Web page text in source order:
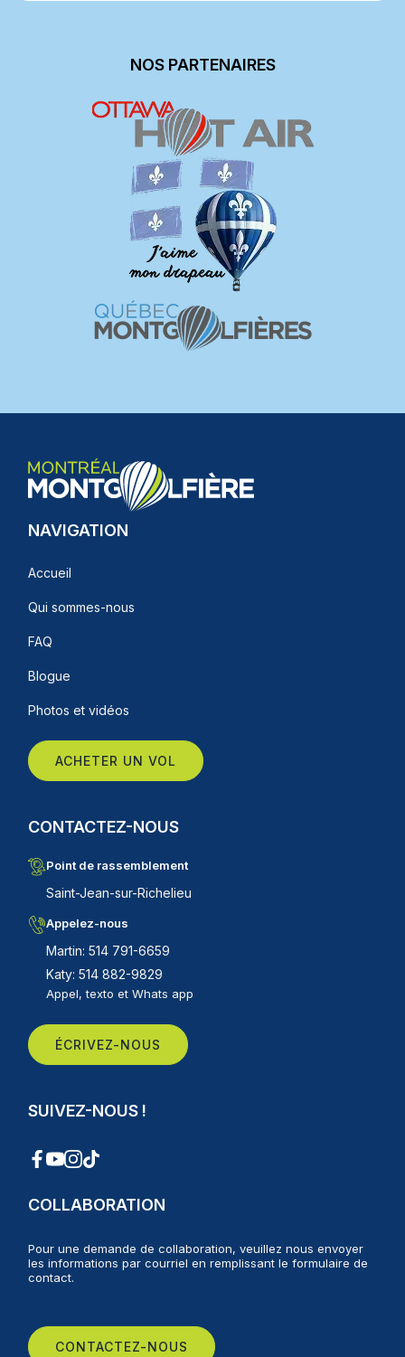
NOS PARTENAIRES
NAVIGATION
Accueil
Qui sommes-nous
FAQ
Blogue
Photos et vidéos
ACHETER UN VOL
CONTACTEZ-NOUS
Point de rassemblement
Saint-Jean-sur-Richelieu
Appelez-nous
Martin: 514 791-6659
Katy: 514 882-9829
Appel, texto et Whats app
ÉCRIVEZ-NOUS
SUIVEZ-NOUS !
COLLABORATION
Pour une demande de collaboration, veuillez nous envoyer
les informations par courriel en remplissant le formulaire de
contact.
CONTACTEZ-NOUS